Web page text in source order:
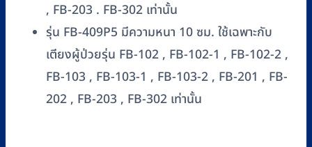
, FB-203 . FB-302 เท่านั้น
รุ่น FB-409P5 มีความหนา 10 ซม. ใช้เฉพาะกับ
เตียงผู้ป่วยรุ่น FB-102 , FB-102-1 , FB-102-2 ,
FB-103 , FB-103-1 , FB-103-2 , FB-201 , FB-
202 , FB-203 , FB-302 เท่านั้น